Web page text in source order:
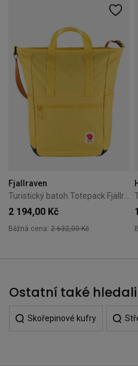
Fjallraven
2 194,00 Kč
Běžná cena: 2 632,00 Kč
Ostatní také hledali
Skořepinové kufry